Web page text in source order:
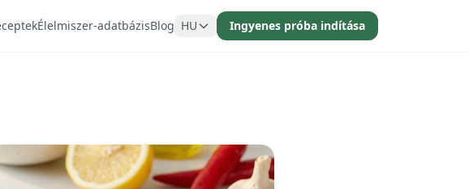
Élelmiszer-adatbázisBlog HU Ingyenes próba indítása